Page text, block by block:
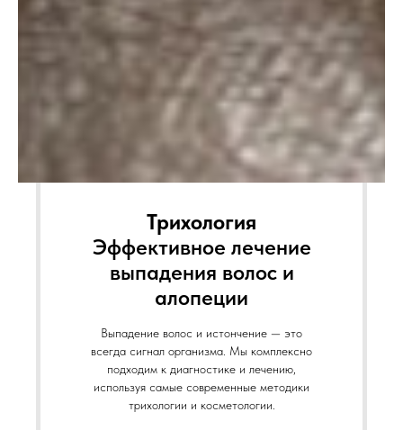
Трихология
Эффективное лечение
выпадения волос и
алопеции
Выпадение волос и истончение — это
всегда сигнал организма. Мы комплексно
подходим к диагностике и лечению,
используя самые современные методики
трихологии и косметологии.